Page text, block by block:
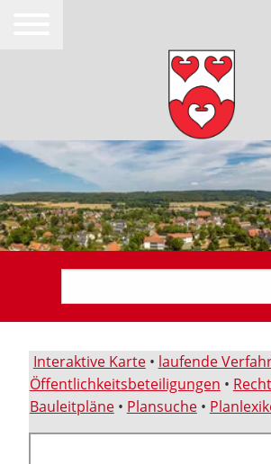
Interaktive Karte• laufende
Öffentlichkeitsbeteiligungen •
Bauleitpläne• Plansuche•